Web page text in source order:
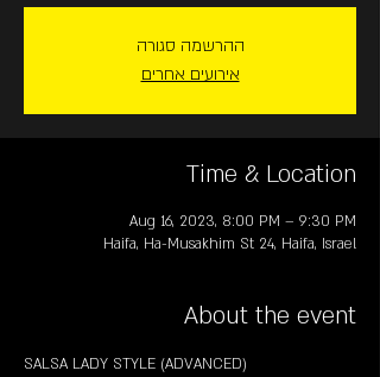
ההרשמה סגורה
אירועים אחרים
Time & Location
Aug 16, 2023, 8:00 PM – 9:30 PM
Haifa, Ha-Musakhim St 24, Haifa, Israel
About the event
SALSA LADY STYLE (ADVANCED)